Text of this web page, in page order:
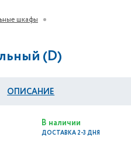
шкафы
(D)
ОПИСАНИЕ
В наличии
ДОСТАВКА 2-3 ДНЯ